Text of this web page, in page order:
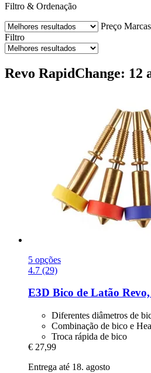
Filtro & Ordenação
Preço
Filtro
Revo RapidChange: 12
5 opções
4.7 (29)
E3D Bico de Latão
Diferentes diâmetros de
Combinação de bico e
Troca rápida de bico
€ 27,99
Entrega até 18. agosto